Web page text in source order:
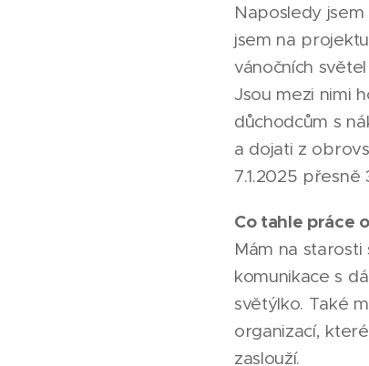
Naposledy
jsem na
vánočních
Jsou mezi nimi
důchodcům s
a dojati z
7.1.2025
Co tahle práce
Mám na
komunikace s
světýlko. Také
organizací,
zaslouží.